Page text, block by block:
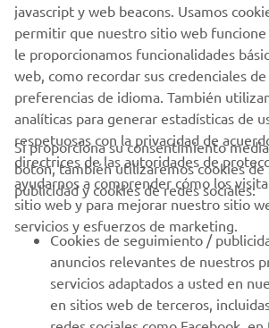
javascript y web beacons. Usamos
permitir que nuestro sitio web
le proporcionamos funcionalidades
web, como recordar sus credenciales
preferencias de idioma. También
analíticas para generar estadísticas de
respetuosas con la privacidad de
directrices de las autoridades de
ayudarnos a comprender cómo los
sitio web y para mejorar nuestro sitio
servicios y esfuerzos de marketing.
Si proporciona su consentimiento
botón, también utilizaremos cookies
publicidad y cookies de redes sociales:
Cookies de seguimiento /
anuncios relevantes de nuestros
servicios adaptados a usted en
en sitios web de terceros,